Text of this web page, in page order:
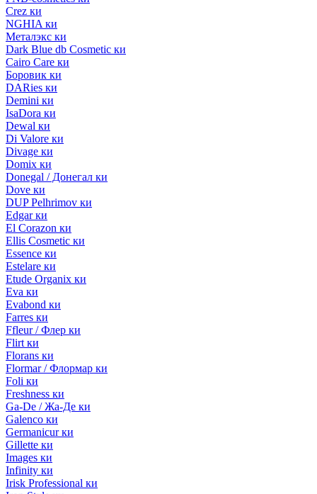
Crez ки
NGHIA ки
Металэкс ки
Dark Blue db Cosmetic ки
Cairo Care ки
Боровик ки
DARies ки
Demini ки
IsaDora ки
Dewal ки
Di Valore ки
Divage ки
Domix ки
Donegal / Донегал ки
Dove ки
DUP Pelhrimov ки
Edgar ки
El Corazon ки
Ellis Cosmetic ки
Essence ки
Estelare ки
Etude Organix ки
Eva ки
Evabond ки
Farres ки
Ffleur / Флер ки
Flirt ки
Florans ки
Flormar / Флормар ки
Foli ки
Freshness ки
Ga-De / Жа-Де ки
Galenco ки
Germanicur ки
Gillette ки
Images ки
Infinity ки
Irisk Professional ки